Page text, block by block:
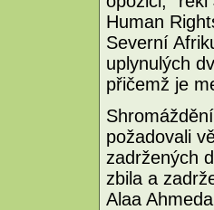
Human
Severní
uplynulých
přičemž je
požadovali
zadržených
zbila a
Alaa